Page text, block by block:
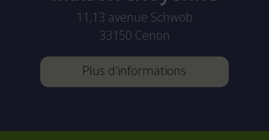
11,13 avenue Schwob
33150 Cenon
Plus d'informations